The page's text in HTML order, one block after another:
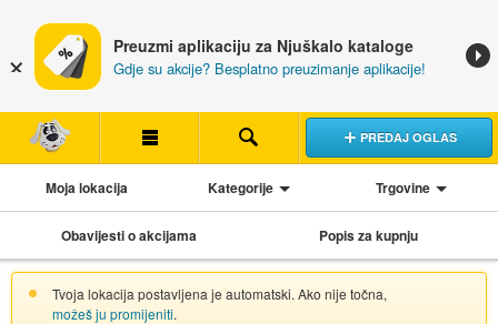
Preuzmi aplikaciju za Njuškalo kataloge
Gdje su akcije? Besplatno preuzimanje aplikacije!
PREDAJ OGLAS
Moja lokacija Kategorije Trgovine
Obavijesti o akcijama Popis za kupnju
Tvoja lokacija postavljena je automatski. Ako nije točna,
možeš ju promijeniti.